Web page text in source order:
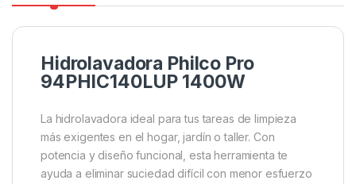
Hidrolavadora Philco Pro
94PHIC140LUP 1400W
La hidrolavadora ideal para tus tareas de limpieza
más exigentes en el hogar, jardín o taller. Con
potencia y diseño funcional, esta herramienta te
ayuda a eliminar suciedad difícil con menor esfuerzo